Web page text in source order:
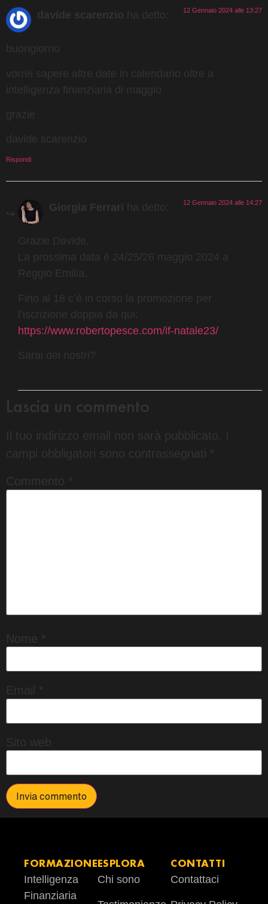
davide scarenzio ha detto: 12 Gennaio 2024 alle 13:27
buongiorno
vorrei sapere altre date in calendario oltre a
intelligenza finanziaria di maggio
grazie
davide scarenzio
Rispondi
Giorgia Ferrari ha detto: 12 Gennaio 2024 alle 14:27
Grazie Davide.
La prossima data è 24/25/26 maggio 2024 a
Reggio Emilia.
Fino al 18 c’è in corso la promozione per
l’iscrizione doppia da qui:
https://www.robertopesce.com/if-natale23/
Sarai dei nostri?
Lascia un commento
Il tuo indirizzo email non sarà pubblicato.
campi obbligatori sono contrassegnati
Commento
Sito web
FORMAZIONE
Intelligenza
Finanziaria
ESPLORA
Chi sono
CONTATTI
Contattaci